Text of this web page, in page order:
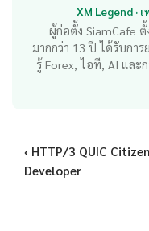
XM Legend ·
ผู้ก่อตั้ง SiamCafe ตั้
มากกว่า 13 ปี ได้รับกา
รู้ Forex, ไอที, AI และ
‹ HTTP/3 QUIC Citizen
Developer